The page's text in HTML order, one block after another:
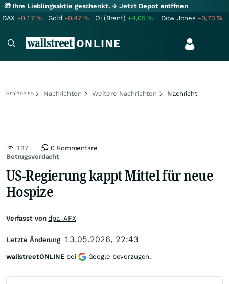
🎁 Ihre Lieblingsaktie geschenkt.→ Jetzt Depot eröffnen
DAX -0,17% Gold -0,47% Öl (Brent) +4,05% Dow Jones -0,73%
Startseite Nachrichten Weitere Nachrichten Nachricht
Betrugsverdacht
137 0 Kommentare
US-Regierung kappt Mittel für neue
Hospize
Verfasst vondpa-AFX
Letzte Änderung 13.05.2026, 22:43
wallstreetONLINE bei Google bevorzugen.